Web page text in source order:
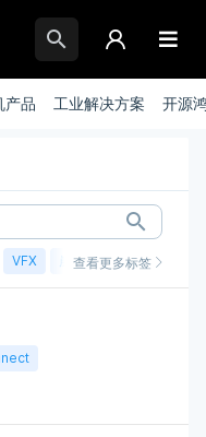
产品 工业解决方案 开源
VFX 崩溃 账号 渲染
查看更多标签